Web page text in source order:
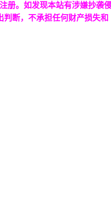
册。如发现本站有涉嫌抄袭
断，不承担任何财产损失和